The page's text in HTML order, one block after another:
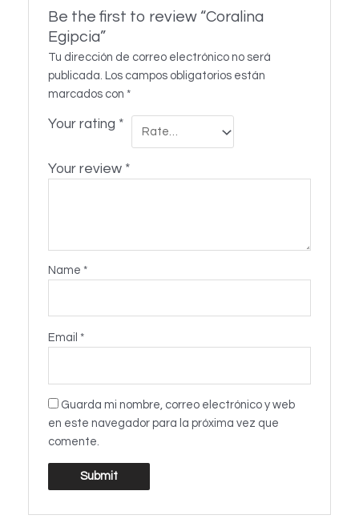
Be the first to review “Coralina
Egipcia”
Tu dirección de correo electrónico no será
publicada. Los campos obligatorios están
marcados con*
Your rating *
Your review *
Name*
Email*
Guarda mi nombre, correo electrónico y web
en este navegador para la próxima vez que
comente.